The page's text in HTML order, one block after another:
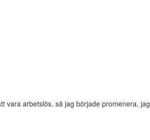
vara arbetslös, så jag började promenera, jag